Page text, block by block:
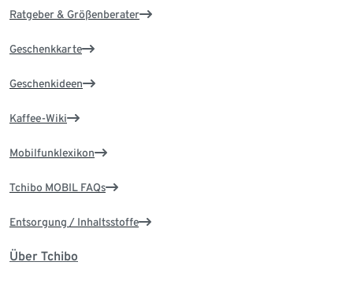
Ratgeber & Größenberater
Geschenkkarte
Geschenkideen
Kaffee-Wiki
Mobilfunklexikon
Tchibo MOBIL FAQs
Entsorgung / Inhaltsstoffe
Über Tchibo